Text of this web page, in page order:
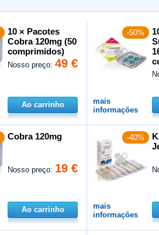
10 × Pacotes
Cobra 120mg (50
comprimidos)
Nosso preço:49 €
Ao carrinho
-50%
mais
informações
Cobra 120mg
Nosso preço: 19 €
Ao carrinho
-40%
mais
informações